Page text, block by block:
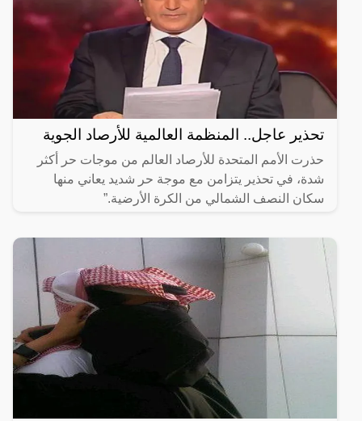
تحذير عاجل.. المنظمة العالمية للأرصاد الجوية
حذرت الأمم المتحدة للأرصاد العالم من موجات حر أكثر
شدة، في تحذير يتزامن مع موجة حر شديد يعاني منها
سكان النصف الشمالي من الكرة الأرضية.”